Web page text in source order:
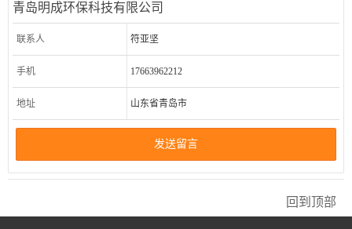
青岛明成环保科技有限公司
联系人 符亚坚
手机 17663962212
地址 山东省青岛市
发送留言
回到顶部